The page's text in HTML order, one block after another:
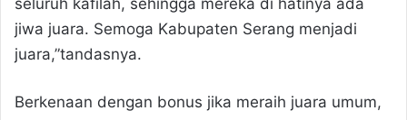
jiwa juara. Semoga Kabupaten Serang menjadi
juara,”tandasnya.
Berkenaan dengan bonus jika meraih juara umum,